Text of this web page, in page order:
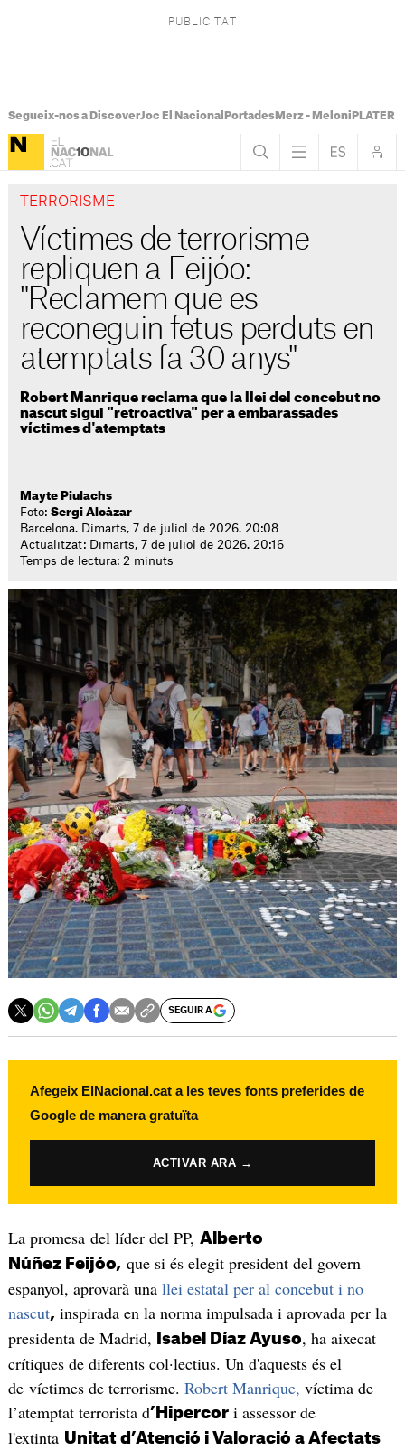
Segueix-nos a DiscoverJoc El Nacional PortadesMerz - Meloni PLATER
TERRORISME
Víctimes de terrorisme
repliquen a Feijóo:
"Reclamem que es
reconeguin fetus perduts en
atemptats fa 30 anys"
Robert Manrique reclama que la llei del concebut no
nascut sigui "retroactiva" per a embarassades
víctimes d'atemptats
Mayte Piulachs
Foto:Sergi Alcàzar
Barcelona. Dimarts, 7 de juliol de 2026. 20:08
Actualitzat: Dimarts, 7 de juliol de 2026. 20:16
Temps de lectura: 2 minuts
SEGUIR A
Afegeix ElNacional.cat a les teves fonts preferides de
Google de manera gratuïta
ACTIVAR ARA →
La promesa del líder del PP, Alberto
Núñez Feijóo, que si és elegit president del govern
espanyol, aprovarà unallei estatal per al concebut i no
nascut, inspirada en la norma impulsada i aprovada per la
presidenta de Madrid,
Isabel Díaz Ayuso, ha aixecat
crítiques de diferents col·lectius. Un d'aquests és el
de víctimes de terrorisme. Robert Manrique, víctima de
l’atemptat terrorista d’Hipercori assessor de
l'extinta Unitat d’Atenció i Valoració a Afectats